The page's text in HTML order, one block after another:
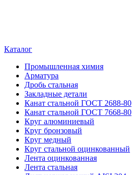
Каталог
Промышленная химия
Арматура
Дробь стальная
Закладные детали
Канат стальной ГОСТ 2688-80
Канат стальной ГОСТ 7668-80
Круг алюминиевый
Круг бронзовый
Круг медный
Круг стальной оцинкованный
Лента оцинкованная
Лента стальная